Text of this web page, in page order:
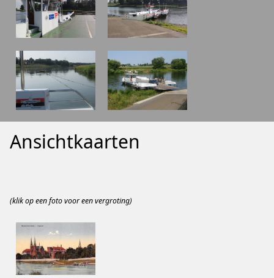
Ansichtkaarten
(klik op een foto voor een vergroting)